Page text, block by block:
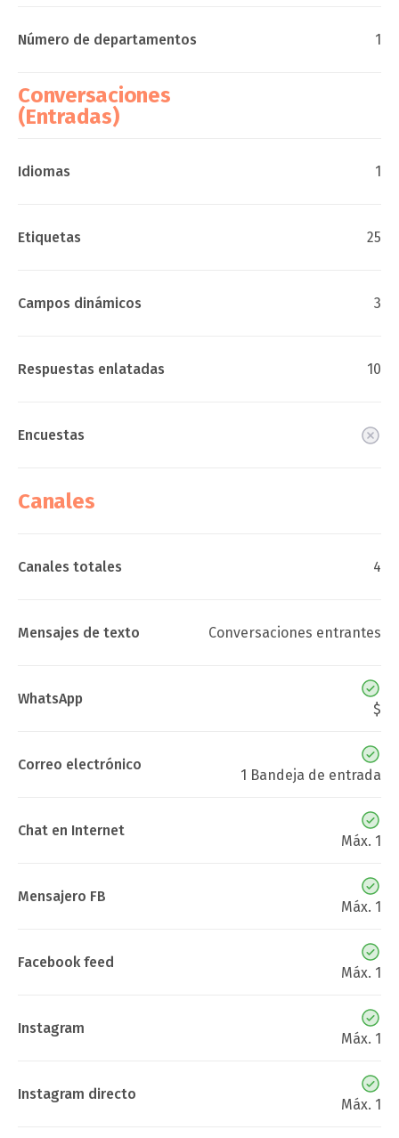
Número de departamentos 1
Conversaciones
(Entradas)
Idiomas 1
Etiquetas 25
Campos dinámicos 3
Respuestas enlatadas 10
Encuestas
Canales
Canales totales 4
Mensajes de texto Conversaciones entrantes
WhatsApp
$
Correo electrónico
1 Bandeja de entrada
Chat en Internet
Máx. 1
Mensajero FB
Máx. 1
Facebook feed
Máx. 1
Instagram
Máx. 1
Instagram directo
Máx. 1